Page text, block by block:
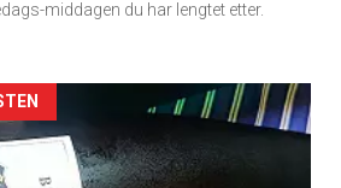
middagen du har lengtet etter.